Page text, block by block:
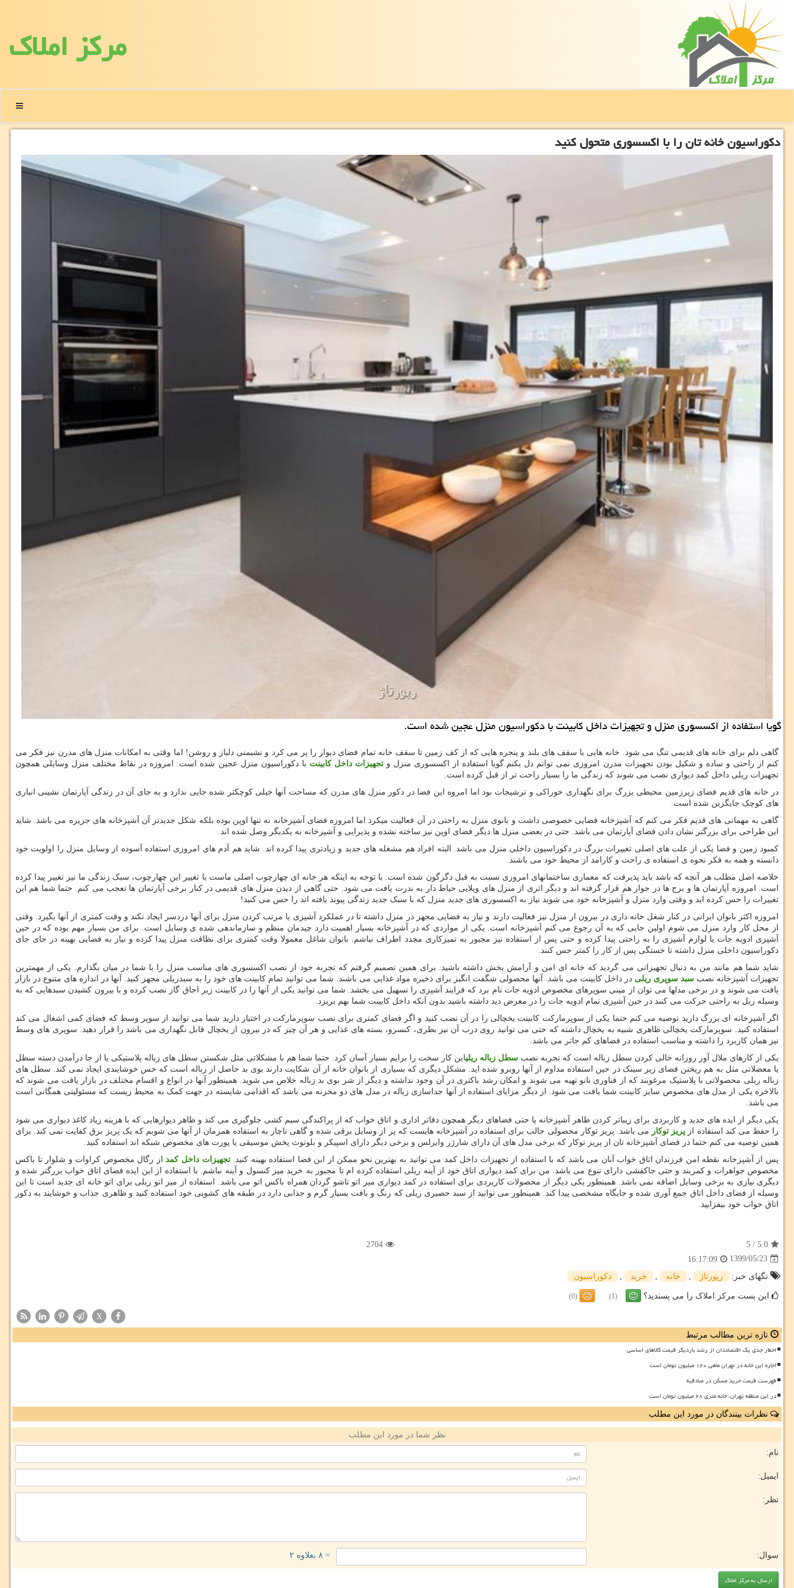
مركز املاك
منو
دكوراسیون خانه تان را با اكسسوری متحول كنید
گویا استفاده از اكسسوری منزل و تجهیزات داخل كابینت با دكوراسیون منزل عجین شده است.
گاهی دلم برای خانه های قدیمی تنگ می شود. خانه هایی با سقف های بلند و پنجره هایی که از کف زمین تا سقف خانه تمام فضای دیوار را پر می کرد و نشیمنی دلباز و روشن! اما وقتی به امکانات منزل های مدرن نیز فکر می
کنم از راحتی و ساده و شکیل بودن تجهیزات مدرن امروزی نمی توانم دل بکنم.گویا استفاده از اکسسوری منزل وتجهیزات داخل کابینت با دکوراسیون منزل عجین شده است. امروزه در نقاط مختلف منزل وسایلی همچون
تجهیزات ریلی داخل کمد دیواری نصب می شوند که زندگی ما را بسیار راحت تر از قبل کرده است.
در خانه های قدیم فضای زیرزمین محیطی بزرگ برای نگهداری خوراکی و ترشیجات بود اما امروه این فضا در دکور منزل های مدرن که مساحت آنها خیلی کوچکتر شده جایی ندارد و به جای آن در زندگی آپارتمان نشینی انباری
های کوچک جایگزین شده است.
گاهی به مهمانی های قدیم فکر می کنم که آشپزخانه فضایی خصوصی داشت و بانوی منزل به راحتی در آن فعالیت میکرد اما امروزه فضای آشپزخانه نه تنها اوپن بوده بلکه شکل جدیدتر آن آشپزخانه های جزیره می باشد. شاید
این طراحی برای بزرگتر نشان دادن فضای آپارتمان می باشد. حتی در بعضی منزل ها دیگر فضای اوپن نیز ساخته نشده و پذیرایی و آشپزخانه به یکدیگر وصل شده اند.
کمبود زمین و فضا یکی از علت های اصلی تغییرات بزرگ در دکوراسیون داخلی منزل می باشد. البته افراد هم مشغله های جدید و زیادتری پیدا کرده اند. شاید هم آدم های امروزی استفاده آسوده از وسایل منزل را اولویت خود
دانسته و همه به فکر نحوه ی استفاده ی راحت و کارامد از محیط خود می باشند.
خلاصه اصل مطلب هر آنچه که باشد باید پذیرفت که معماری ساختمانهای امروزی نسبت به قبل دگرگون شده است. با توجه به اینکه هر خانه ای چهارچوب اصلی ماست با تغییر این چهارچوب، سبک زندگی ما نیز تغییر پیدا کرده
است. امروزه آپارتمان ها و برج ها در جوار هم قرار گرفته اند و دیگر اثری از منزل های ویلایی حیاط دار به ندرت یافت می شود. حتی گاهی از دیدن منزل های قدیمی در کنار برخی آپارتمان ها تعجب می کنم. حتما شما هم این
تغییرات را حس کرده اید و وقتی وارد منزل و آشپزخانه خود می شوید نیاز به اکسسوری های جدید منزل که با سبک جدید زندگی پیوند یافته اند را حس می کنید!
امروزه اکثر بانوان ایرانی در کنار شغل خانه داری در بیرون از منزل نیز فعالیت دارند و نیاز به فضایی مجهز در منزل داشته تا در عملکرد آشپزی یا مرتب کردن منزل برای آنها دردسر ایجاد نکند و وقت کمتری از آنها بگیرد. وقتی
از محل کار وارد منزل می شوم اولین جایی که به آن رجوع می کنم آشپزخانه است. یکی از مواردی که در آشپزخانه بسیار اهمیت دارد چیدمان منظم و سازماندهی شده ی وسایل است. برای من بسیار مهم بوده که در حین
آشپزی ادویه جات یا لوازم آشپزی را به راحتی پیدا کرده و حتی پس از استفاده نیز مجبور به تمیزکاری مجدد اطراف نباشم. بانوان شاغل معمولا وقت کمتری برای نظافت منزل پیدا کرده و نیاز به فضایی بهینه در جای جای
دکوراسیون داخلی منزل داشته تا خستگی پس از کار را کمتر حس کنند.
شاید شما هم مانند من به دنبال تجهیزاتی می گردید که خانه ای امن و آرامش بخش داشته باشید. برای همین تصمیم گرفتم که تجربه خود از نصب اکسسوری های مناسب منزل را با شما در میان بگذارم. یکی از مهمترین
تجهیزات آشپزخانه نصب سبد سوپری ریلی در داخل کابینت می باشد. آنها محصولی شگفت انگیز برای ذخیره مواد غذایی می باشند. شما می توانید تمام کابینت های خود را به سبدریلی مجهز کنید. آنها در اندازه های متنوع در بازار
یافت می شوند و در برخی مدلها می توان از مینی سوپرهای مخصوص ادویه جات نام برد که فرایند آشپزی را تسهیل می بخشد. شما می توانید یکی از آنها را در کابینت زیر اجاق گاز نصب کرده و با بیرون کشیدن سبدهایی که به
وسیله ریل به راحتی حرکت می کنند در حین آشپزی تمام ادویه جات را در معرض دید داشته باشید بدون آنکه داخل کابینت شما بهم بریزد.
اگر آشپزخانه ای بزرگ دارید توصیه می کنم حتما یکی از سوپرمارکت کابینت یخچالی را در آن نصب کنید و اگر فضای کمتری برای نصب سوپرمارکت در اختیار دارید شما می توانید از سوپر وسط که فضای کمی اشغال می کند
استفاده کنید. سوپرمارکت یخچالی ظاهری شبیه به یخچال داشته که حتی می توانید روی درب آن نیز بطری، کنسرو، بسته های غذایی و هر آن چیز که در بیرون از یخچال قابل نگهداری می باشد را قرار دهید. سوپری های وسط
نیز همان کاربرد را داشته و مناسب استفاده در فضاهای کم جاتر می باشد.
یکی از کارهای ملال آور روزانه خالی کردن سطل زباله است که تجربه نصب سطل زباله ریلیاین کار سخت را برایم بسیار آسان کرد. حتما شما هم با مشکلاتی مثل شکستن سطل های زباله پلاستیکی یا از جا درآمدن دسته سطل
یا معضلاتی مثل به هم ریختن فضای زیر سینک در حین استفاده مداوم از آنها روبرو شده اید. مشکل دیگری که بسیاری از بانوان خانه از آن شکایت دارند بوی بد حاصل از زباله است که حس خوشایندی ایجاد نمی کند. سطل های
زباله ریلی محصولاتی با پلاستیک مرغوبند که از فناوری نانو تهیه می شوند و امکان رشد باکتری در آن وجود نداشته و دیگر از شر بوی بد زباله خلاص می شوید. همینطور آنها در انواع و اقسام مختلف در بازار یافت می شوند که
بالاخره یکی از مدل های مخصوص سایز کابینت شما یافت می شود. از دیگر مزایای استفاده از آنها جداسازی زباله در مدل های دو مخزنه می باشد که اقدامی شایسته در جهت کمک به محیط زیست که مسئولیتی همگانی است
می باشد.
یکی دیگر از ایده های جدید و کاربردی برای زیباتر کردن ظاهر آشپزخانه یا حتی فضاهای دیگر همچون دفاتر اداری و اتاق خواب که از پراکندگی سیم کشی جلوگیری می کند و ظاهر دیوارهایی که با هزینه زیاد کاغذ دیواری می شود
را حفظ می کند استفاده از پریز توکار می باشد. پریز توکار محصولی جالب برای استفاده در آشپزخانه هایست که پر از وسایل برقی شده و گاهی ناچار به استفاده همزمان از آنها می شویم که یک پریز برق کفایت نمی کند. برای
همین توصیه می کنم حتما در فضای آشپزخانه تان از پریز توکار که برخی مدل های آن دارای شارژر وایرلس و برخی دیگر دارای اسپیکر و بلوتوث پخش موسیقی یا پورت های مخصوص شبکه اند استفاده کنید.
پس از آشپزخانه نقطه امن فرزندان اتاق خواب آنان می باشد که با استفاده از تجهیزات داخل کمد می توانید به بهترین نحو ممکن از این فضا استفاده بهینه کنید.تجهیزات داخل کمداز رگال مخصوص کراوات و شلوار تا باکس
مخصوص جواهرات و کمربند و حتی جاکفشی دارای تنوع می باشد. من برای کمد دیواری اتاق خود از آینه ریلی استفاده کرده ام تا مجبور به خرید میز کنسول و آینه نباشم. با استفاده از این ایده فضای اتاق خواب بزرگتر شده و
دیگری نیازی به برخی وسایل اضافه نمی باشد. همینطور یکی دیگر از محصولات کاربردی برای استفاده در کمد دیواری میز اتو تاشو گردان همراه باکس اتو می باشد. استفاده از میز اتو ریلی برای اتو خانه ای جدید است تا این
وسیله از فضای داخل اتاق جمع آوری شده و جایگاه مشخصی پیدا کند. همینطور می توانید از سبد حصیری ریلی که رنگ و بافت بسیار گرم و جذابی دارد در طبقه های کشویی خود استفاده کنید و ظاهری جذاب و خوشایند به دکور
اتاق خواب خود بیفزایید.
5.0
/
5
2704
1399/05/23
16:17:09
تگهای خبر:
رپورتاژ , خانه , خرید , دكوراسیون
این پست مرکز املاک را می پسندید؟ (1)
(0)
X
تازه ترین مطالب مرتبط
اخطار جدی یک اقتصاددان از رشد باردیگر قیمت کالاهای اساسی
اجاره این خانه در تهران ماهی ۱۲۰ میلیون تومان است
فهرست قیمت خرید مسکن در صادقیه
در این منطقه تهران، خانه متری ۲۸ میلیون تومان است
نظرات بینندگان در مورد این مطلب
نظر شما در مورد این مطلب
نام:
ایمیل:
نظر:
سوال: = ۸ بعلاوه ۲